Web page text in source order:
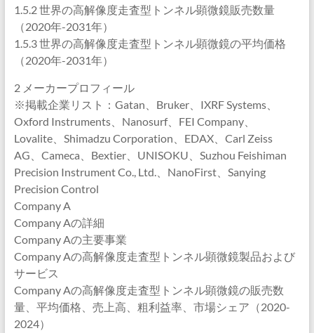
1.5.2 世界の高解像度走査型トンネル顕微鏡販売数量
（2020年-2031年）
1.5.3 世界の高解像度走査型トンネル顕微鏡の平均価格
（2020年-2031年）
2 メーカープロフィール
※掲載企業リスト：Gatan、Bruker、IXRF Systems、
Oxford Instruments、Nanosurf、FEI Company、
Lovalite、Shimadzu Corporation、EDAX、Carl Zeiss
AG、Cameca、Bextier、UNISOKU、Suzhou Feishiman
Precision Instrument Co., Ltd.、NanoFirst、Sanying
Precision Control
Company A
Company Aの詳細
Company Aの主要事業
Company Aの高解像度走査型トンネル顕微鏡製品および
サービス
Company Aの高解像度走査型トンネル顕微鏡の販売数
量、平均価格、売上高、粗利益率、市場シェア（2020-
2024）